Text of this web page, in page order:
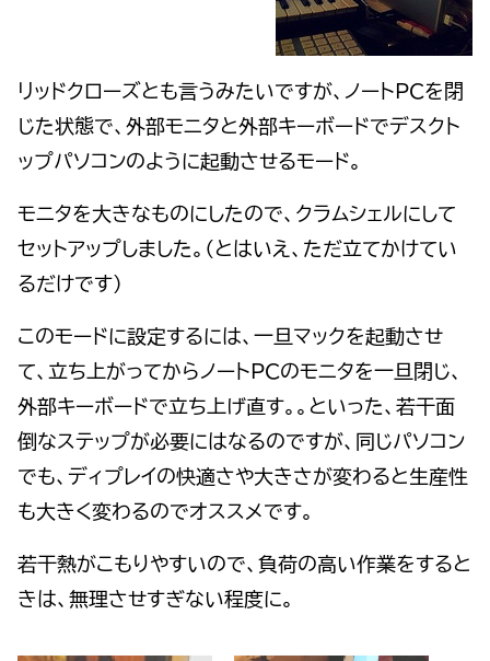
リッドクローズとも言うみたいですが、ノートPCを閉
じた状態で、外部モニタと外部キーボードでデスクト
ップパソコンのように起動させるモード。
モニタを大きなものにしたので、クラムシェルにして
セットアップしました。（とはいえ、ただ立てかけてい
るだけです）
このモードに設定するには、一旦マックを起動させ
て、立ち上がってからノートPCのモニタを一旦閉じ、
外部キーボードで立ち上げ直す。。といった、若干面
倒なステップが必要にはなるのですが、同じパソコン
でも、ディプレイの快適さや大きさが変わると生産性
も大きく変わるのでオススメです。
若干熱がこもりやすいので、負荷の高い作業をすると
きは、無理させすぎない程度に。